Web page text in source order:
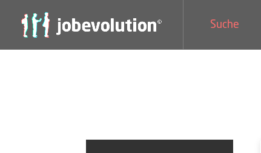
Suche